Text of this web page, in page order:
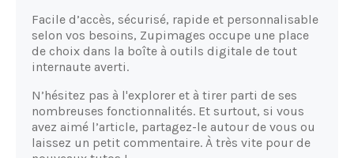
Facile d’accès, sécurisé, rapide et personnalisable
selon vos besoins, Zupimages occupe une place
de choix dans la boîte à outils digitale de tout
internaute averti.
N’hésitez pas à l'explorer et à tirer parti de ses
nombreuses fonctionnalités. Et surtout, si vous
avez aimé l’article, partagez-le autour de vous ou
laissez un petit commentaire. À très vite pour de